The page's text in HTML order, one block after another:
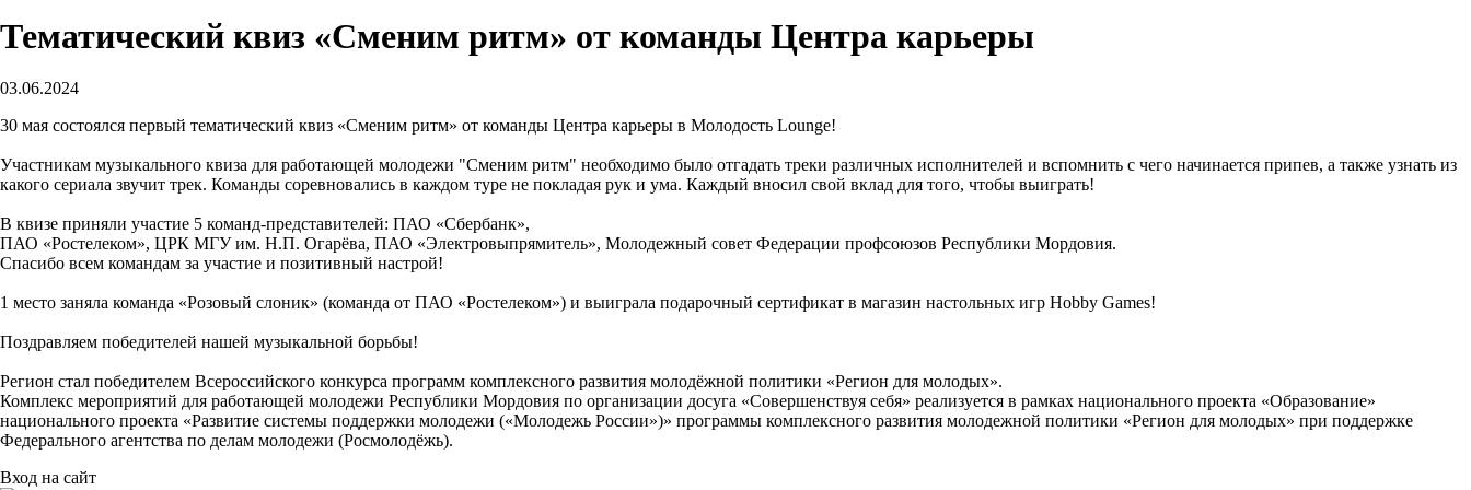
Тематический квиз «Сменим ритм» от команды Центра карьеры
03.06.2024
30 мая состоялся первый тематический квиз «Сменим ритм» от команды Центра карьеры в Молодость Lounge!
Участникам музыкального квиза для работающей молодежи "Сменим ритм" необходимо было отгадать треки различных исполнителей и вспомнить с чего начинается припев, а также узнать из
какого сериала звучит трек. Команды соревновались в каждом туре не покладая рук и ума. Каждый вносил свой вклад для того, чтобы выиграть!
В квизе приняли участие 5 команд-представителей: ПАО «Сбербанк»,
ПАО «Ростелеком», ЦРК МГУ им. Н.П. Огарёва, ПАО «Электровыпрямитель», Молодежный совет Федерации профсоюзов Республики Мордовия.
Спасибо всем командам за участие и позитивный настрой!
1 место заняла команда «Розовый слоник» (команда от ПАО «Ростелеком») и выиграла подарочный сертификат в магазин настольных игр Hobby Games!
Поздравляем победителей нашей музыкальной борьбы!
Регион стал победителем Всероссийского конкурса программ комплексного развития молодёжной политики «Регион для молодых».
Комплекс мероприятий для работающей молодежи Республики Мордовия по организации досуга «Совершенствуя себя» реализуется в рамках национального проекта «Образование»
национального проекта «Развитие системы поддержки молодежи («Молодежь России»)» программы комплексного развития молодежной политики «Регион для молодых» при поддержке
Федерального агентства по делам молодежи (Росмолодёжь).
Вход на сайт